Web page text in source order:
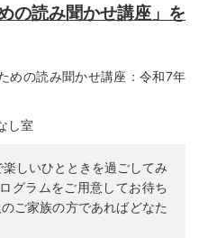
の読み聞かせ講座」を
めの読み聞かせ講座：令和7年
し室
しいひとときを過ごしてみ
グラムをご用意してお待ち
ご家族の方であればどなた